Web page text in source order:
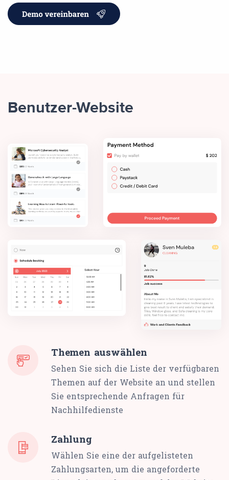
Benutzer-Website
Themen auswählen
Sehen Sie sich die Liste der verfügbaren
Themen auf der Website an und stellen
Sie entsprechende Anfragen für
Nachhilfedienste
Zahlung
Wählen Sie eine der aufgelisteten
Zahlungsarten, um die angeforderte